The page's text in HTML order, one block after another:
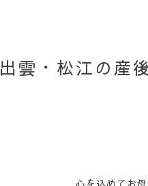
出雲・松江の産
心を込めてお